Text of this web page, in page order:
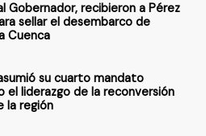
Gobernador, recibieron a Pérez
sellar el desembarco de
Cuenca
su cuarto mandato
el liderazgo de la reconversión
la región